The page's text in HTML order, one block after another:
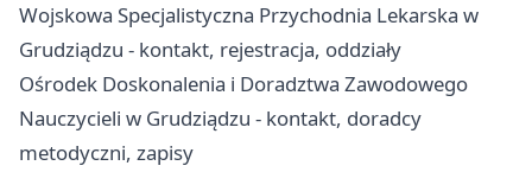
Wojskowa Specjalistyczna Przychodnia Lekarska w
Grudziądzu - kontakt, rejestracja, oddziały
Ośrodek Doskonalenia i Doradztwa Zawodowego
Nauczycieli w Grudziądzu - kontakt, doradcy
metodyczni, zapisy